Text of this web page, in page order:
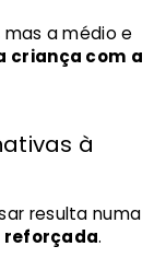
a médio e
criança com a
à
resulta numa
reforçada.